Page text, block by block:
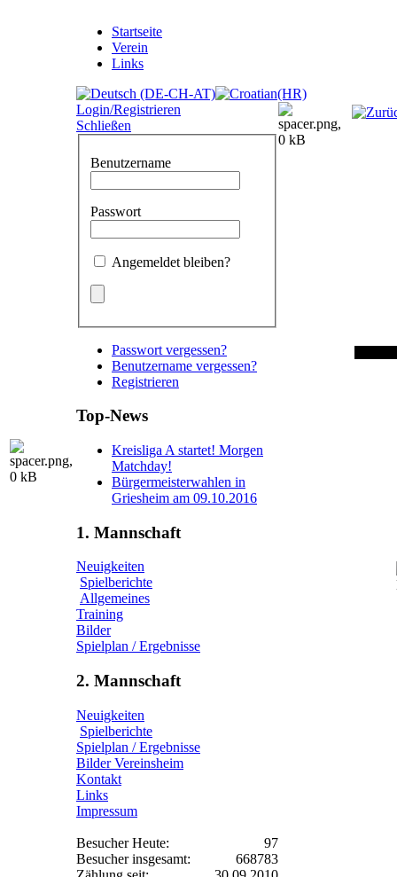
Startseite
Verein
Links
Login/Registrieren
Schließen
Benutzername
Passwort
Angemeldet bleiben?
Passwort vergessen?
Benutzername vergessen?
Registrieren
Top-News
Kreisliga A startet! Morgen
Matchday!
Bürgermeisterwahlen in
Griesheim am 09.10.2016
1. Mannschaft
Neuigkeiten
Spielberichte
Allgemeines
Training
Bilder
Spielplan / Ergebnisse
2. Mannschaft
Neuigkeiten
Spielberichte
Spielplan / Ergebnisse
Bilder Vereinsheim
Kontakt
Links
Impressum
Besucher Heute:
97
Besucher insgesamt:
668783